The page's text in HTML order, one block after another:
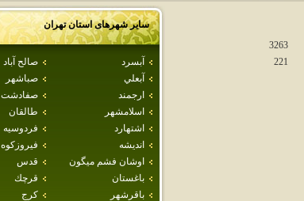
سایر شهرهای استانتهران
آبسرد
صالح آباد
آبعلي
صباشهر
ارجمند
صفادشت
اسلامشهر
طالقان
اشتهارد
فردوسيه
انديشه
فيروزكوه
اوشان فشم ميگون
قدس
باغستان
قرچك
باقرشهر
كرج
3263
221